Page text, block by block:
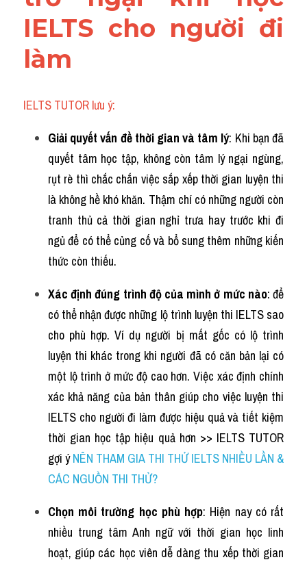
IELTS cho người đi
làm
IELTS TUTOR lưu ý:
Giải quyết vấn đề thời gian và tâm lý: Khi bạn đã
quyết tâm học tập, không còn tâm lý ngại ngùng,
rụt rè thì chắc chắn việc sắp xếp thời gian luyện thi
là không hề khó khăn. Thậm chí có những người còn
tranh thủ cả thời gian nghỉ trưa hay trước khi đi
ngủ để có thể củng cố và bổ sung thêm những kiến
thức còn thiếu.
Xác định đúng trình độ của mình ở mức nào: để
có thể nhận được những lộ trình luyện thi IELTS sao
cho phù hợp. Ví dụ người bị mất gốc có lộ trình
luyện thi khác trong khi người đã có căn bản lại có
một lộ trình ở mức độ cao hơn. Việc xác định chính
xác khả năng của bản thân giúp cho việc luyện thi
IELTS cho người đi làm được hiệu quả và tiết kiệm
thời gian học tập hiệu quả hơn >> IELTS TUTOR
gợi ý NÊN THAM GIA THI THỬ IELTS NHIỀU LẦN &
CÁC NGUỒN THI THỬ?
Chọn môi trường học phù hợp: Hiện nay có rất
nhiều trung tâm Anh ngữ với thời gian học linh
hoạt, giúp các học viên dễ dàng thu xếp thời gian